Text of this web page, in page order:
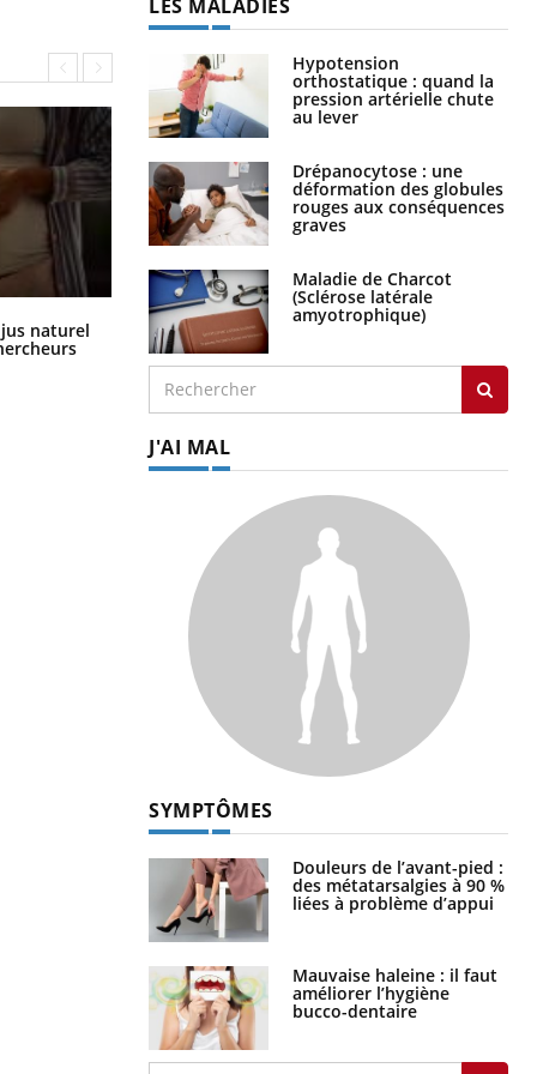
jus naturel Comment oublier les écrans en
vacances ?
LES MALADIES
Hypotension
orthostatique : quand la
pression artérielle chute
au lever
Drépanocytose : une
déformation des globules
rouges aux conséquences
graves
Maladie de Charcot
(Sclérose latérale
amyotrophique)
J'AI MAL
SYMPTÔMES
Douleurs de l’avant-pied :
des métatarsalgies à 90 %
liées à problème d’appui
Mauvaise haleine : il faut
améliorer l’hygiène
bucco-dentaire